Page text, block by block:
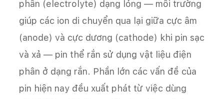
phân (electrolyte) dạng lỏng — môi trường
giúp các ion di chuyển qua lại giữa cực âm
(anode) và cực dương (cathode) khi pin sạc
và xả — pin thể rắn sử dụng vật liệu điện
phân ở dạng rắn. Phần lớn các vấn đề của
pin hiện nay đều xuất phát từ việc dùng